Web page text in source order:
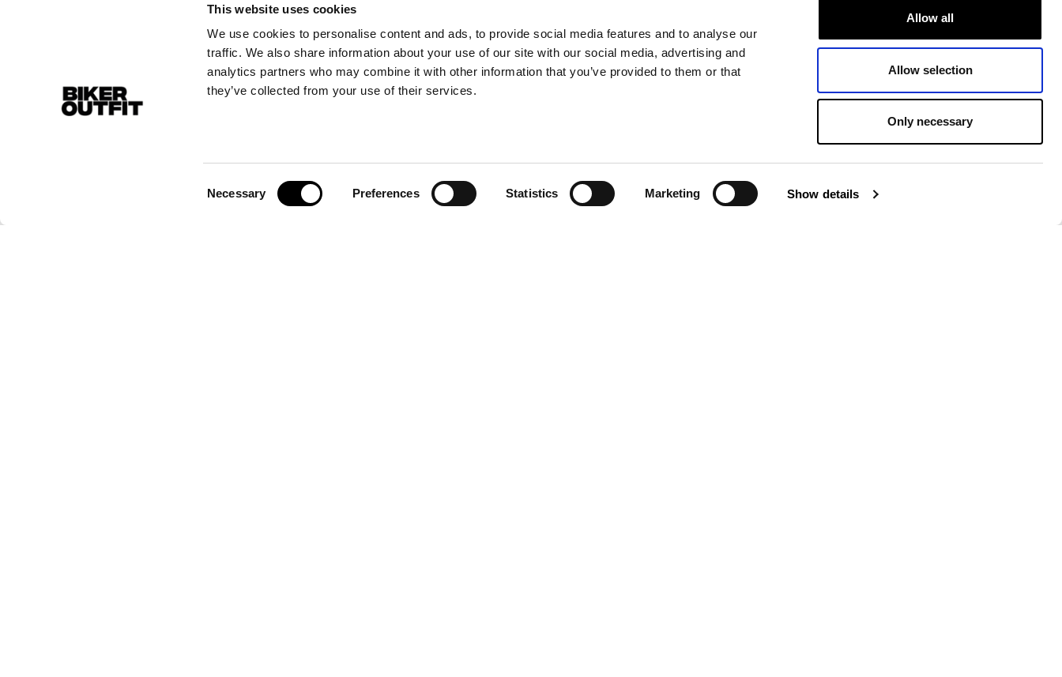
This website uses cookies
We use cookies to personalise content and ads, to provide social media features and to analyse our
traffic. We also share information about your use of our site with our social media, advertising and
analytics partners who may combine it with other information that you’ve provided to them or that
they’ve collected from your use of their services.
Necessary Preferences Statistics Marketing Show details
Allow all
Allow selection
Only necessary